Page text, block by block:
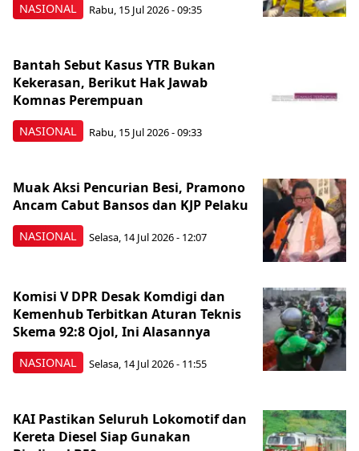
NASIONAL Rabu, 15 Jul 2026 - 09:35
NASIONAL
Bantah Sebut Kasus YTR Bukan
Kekerasan, Berikut Hak Jawab
Komnas Perempuan
Rabu, 15 Jul 2026 - 09:33
NASIONAL
Muak Aksi Pencurian Besi, Pramono
Ancam Cabut Bansos dan KJP Pelaku
Selasa, 14 Jul 2026 - 12:07
NASIONAL
Komisi V DPR Desak Komdigi dan
Kemenhub Terbitkan Aturan Teknis
Skema 92:8 Ojol, Ini Alasannya
Selasa, 14 Jul 2026 - 11:55
KAI Pastikan Seluruh Lokomotif dan
Kereta Diesel Siap Gunakan